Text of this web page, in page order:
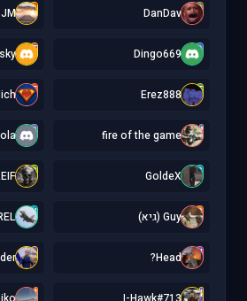
D
DanDav
D
D
Dingo669
E
E
Erez888
E
f
fire of the game
G
G
GoldeX
G
G Guy (גיא) H
H
Head?
h
I
I